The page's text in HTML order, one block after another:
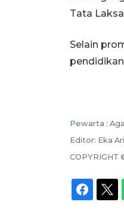
Tata
Selain
Pewarta :
Editor: Eka
COPYRIGHT